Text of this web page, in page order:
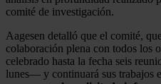
comité de investigación.
Aagesen detalló que el comité,
colaboración plena con todos los
celebrado hasta la fecha seis
lunes— y continuará sus trabajos